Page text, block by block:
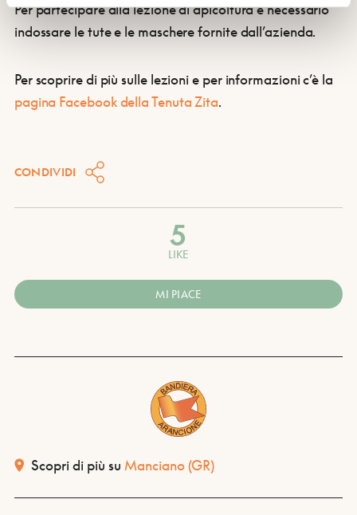
Per partecipare alla lezione di apicoltura è necessario
indossare le tute e le maschere fornite dall’azienda.
Per scoprire di più sulle lezioni e per informazioni c’è la
pagina Facebook della Tenuta Zita.
CONDIVIDI
5
LIKE
MI PIACE
Scopri di più su Manciano(GR)